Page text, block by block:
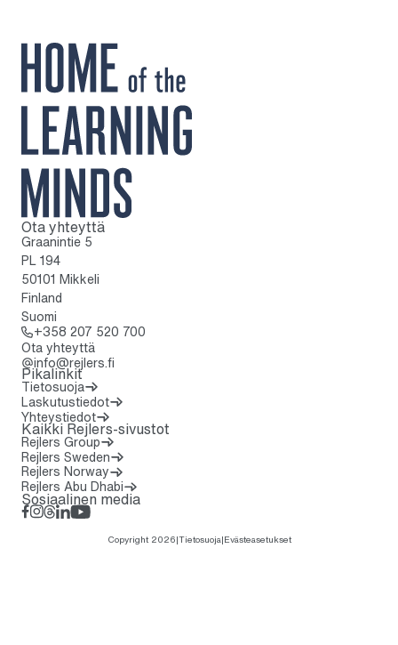
Kotisivulle
Ota yhteyttä
Graanintie 5
PL 194
50101 Mikkeli
Finland
Suomi
+358 207 520 700
Ota yhteyttä
info@rejlers.fi
Pikalinkit
Tietosuoja
Laskutustiedot
Yhteystiedot
Kaikki Rejlers-sivustot
Rejlers Group
Rejlers Sweden
Rejlers Norway
Rejlers Abu Dhabi
Sosiaalinen media
Facebook
Instagram
Threads
LinkedIn
YouTube
Copyright 2026|Tietosuoja|Evästeasetukset